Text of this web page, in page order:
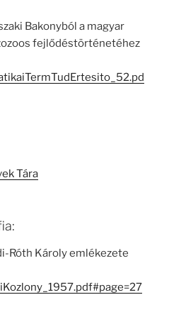
Bakonyból a magyar
fejlődéstörténetéhez
Tára
Róth Károly emlékezete